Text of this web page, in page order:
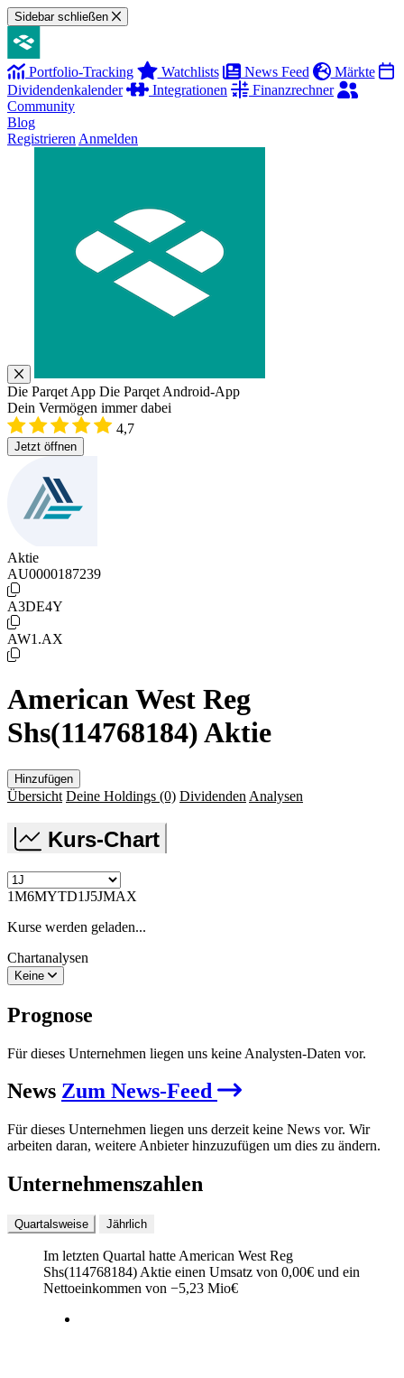
Sidebar schließen
Portfolio-Tracking Watchlists News Feed
Märkte
Dividendenkalender
Integrationen
Finanzrechner
Community
Blog
Registrieren Anmelden
Die Parqet App Die Parqet Android-App
Dein Vermögen immer dabei
4,7
Jetzt öffnen
Aktie
AU0000187239
A3DE4Y
AW1.AX
American West Reg
Shs(114768184) Aktie
Hinzufügen
Übersicht Deine Holdings (0) Dividenden Analysen
Kurs-Chart
1M6MYTD1J5JMAX
Kurse werden geladen...
Chartanalysen
Keine
Prognose
Für dieses Unternehmen liegen uns keine Analysten-Daten vor.
News Zum News-Feed
Für dieses Unternehmen liegen uns derzeit keine News vor. Wir
arbeiten daran, weitere Anbieter hinzuzufügen um dies zu ändern.
Unternehmenszahlen
Quartalsweise Jährlich
Im letzten Quartal hatte American West Reg
Shs(114768184) Aktie einen Umsatz von 0,00€ und ein
Nettoeinkommen von −5,23 Mio€